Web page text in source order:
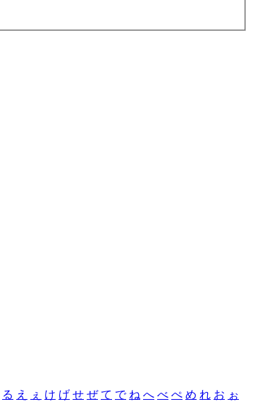
る え ぇ け げ せ ぜ て で ね へ べ ぺ め れ お ぉ